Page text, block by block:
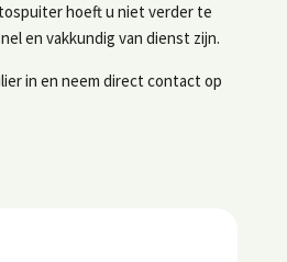
hoeft u niet verder te
en vakkundig van dienst zijn.
in en neem direct contact op